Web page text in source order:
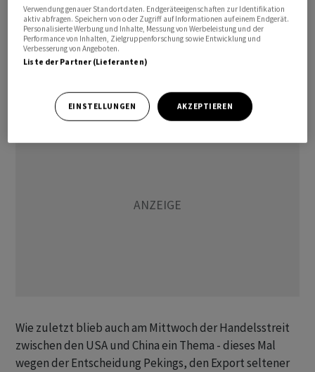
Einkaufsmanagerindex für den Dienstleistungssektor
und der monatliche Arbeitsmarktbericht der US-
Regierung auf der Agenda. Vor allem letzterer gilt als
wichtiger Faktor für die Geldpolitik der US-
Wie zuletzt blieb auch am Mittwoch der Handelsstreit
zwischen den USA und China ein Thema - dieses Mal
wegen der Entscheidung Pekings, den Export seltener
Verwendung genauer Standortdaten. Endgeräteeigenschaften zur Identifikation
aktiv abfragen. Speichern von oder Zugriff auf Informationen auf einem Endgerät.
Personalisierte Werbung und Inhalte, Messung von Werbeleistung und der
Performance von Inhalten, Zielgruppenforschung sowie Entwicklung und
Verbesserung von Angeboten.
Liste der Partner (Lieferanten)
EINSTELLUNGEN AKZEPTIEREN